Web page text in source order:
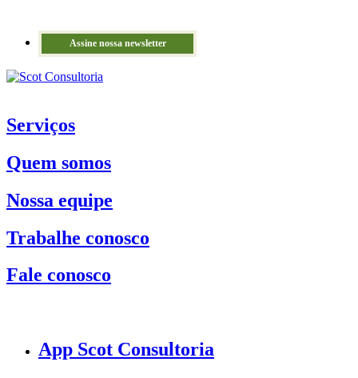
Assine nossa newsletter
Serviços
Quem somos
Nossa equipe
Trabalhe conosco
Fale conosco
App Scot Consultoria